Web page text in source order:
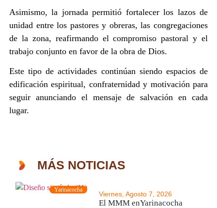
Asimismo, la jornada permitió fortalecer los lazos de
unidad entre los pastores y obreras, las congregaciones
de la zona, reafirmando el compromiso pastoral y el
trabajo conjunto en favor de la obra de Dios.
Este tipo de actividades continúan siendo espacios de
edificación espiritual, confraternidad y motivación para
seguir anunciando el mensaje de salvación en cada
lugar.
MÁS NOTICIAS
Yarinacocha
Viernes, Agosto 7, 2026
El MMM enYarinacocha